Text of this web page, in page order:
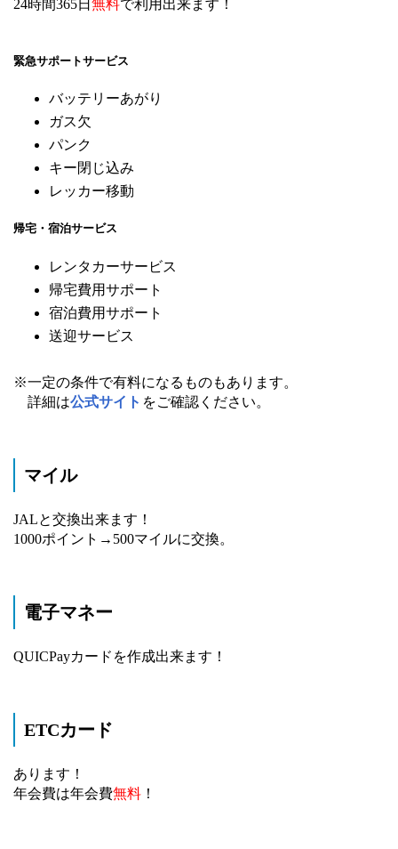
24時間365日 無料で利用出来ます！
緊急サポートサービス
バッテリーあがり
ガス欠
パンク
キー閉じ込み
レッカー移動
帰宅・宿泊サービス
レンタカーサービス
帰宅費用サポート
宿泊費用サポート
送迎サービス
※一定の条件で有料になるものもあります。
詳細は公式サイト をご確認ください。
マイル
JALと交換出来ます！
1000ポイント→500マイルに交換。
電子マネー
QUICPayカードを作成出来ます！
ETCカード
あります！
年会費は年会費無料 ！